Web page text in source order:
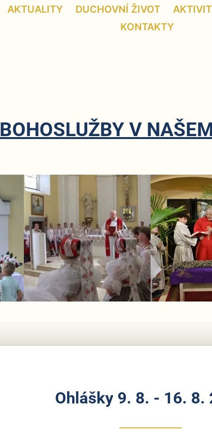
AKTUALITY DUCHOVNÍ ŽIVOT
KONTAKTY
BOHOSLUŽBY V
Ohlášky 9. 8. - 16. 8.